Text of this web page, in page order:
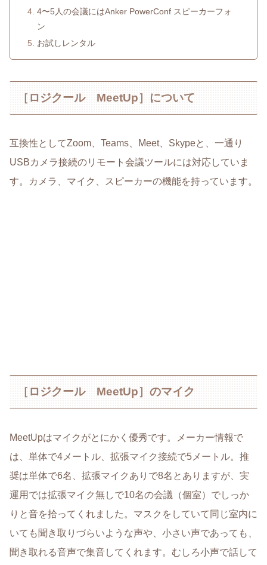
4〜5人の会議にはAnker PowerConf スピーカーフォ
ン
お試しレンタル
［ロジクール MeetUp］について
互換性としてZoom、Teams、Meet、Skypeと、一通り
USBカメラ接続のリモート会議ツールには対応していま
す。カメラ、マイク、スピーカーの機能を持っています。
［ロジクール MeetUp］のマイク
MeetUpはマイクがとにかく優秀です。メーカー情報で
は、単体で4メートル、拡張マイク接続で5メートル。推
奨は単体で6名、拡張マイクありで8名とありますが、実
運用では拡張マイク無しで10名の会議（個室）でしっか
りと音を拾ってくれました。マスクをしていて同じ室内に
いても聞き取りづらいような声や、小さい声であっても、
聞き取れる音声で集音してくれます。むしろ小声で話して